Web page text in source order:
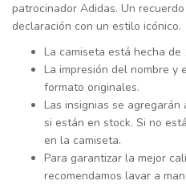
patrocinador Adidas. Un
declaración con un estilo icónico.
La camiseta está hecha de
La impresión del nombre
formato originales.
Las insignias se
si están en stock. Si no
en la camiseta.
Para garantizar la mejor
recomendamos lavar a